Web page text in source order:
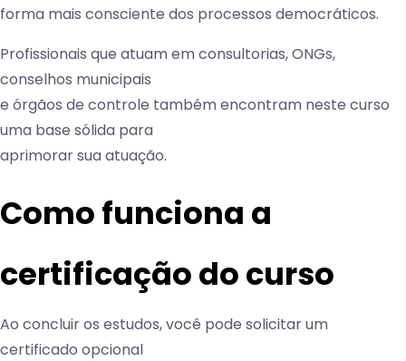
forma mais consciente dos processos democráticos.
Profissionais que atuam em consultorias, ONGs,
conselhos municipais
e órgãos de controle também encontram neste curso
uma base sólida para
aprimorar sua atuação.
Como funciona a
certificação do curso
Ao concluir os estudos, você pode solicitar um
certificado opcional